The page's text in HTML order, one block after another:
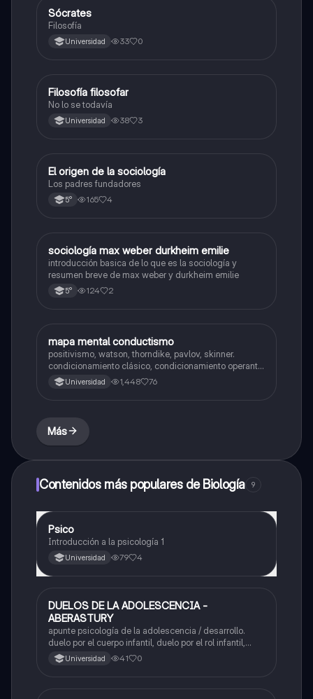
Filosofía
Sócrates
Filosofía
Universidad 33 0
Filosofía
Filosofía filosofar
No lo se todavía
Universidad 38 3
Filosofía
El origen de la sociología
Los padres fundadores
5° 165 4
Historia
sociología max weber durkheim emilie
introducción basica de lo que es la sociología y
resumen breve de max weber y durkheim emilie
5° 124 2
Historia
mapa mental conductismo
positivismo, watson, thorndike, pavlov, skinner.
condicionamiento clásico, condicionamiento operante,
programas de reforzamiento, psicología según un
conductista, psicología animal, etc
Universidad 1,448 76
Más
Contenidos más populares de Biología 9
Biología
Psico
Introducción a la psicología 1
Universidad 79 4
Filosofía
DUELOS DE LA ADOLESCENCIA -
ABERASTURY
apunte psicología de la adolescencia / desarrollo.
duelo por el cuerpo infantil, duelo por el rol infantil,
duelo por los padres de la infancia, impacto en el
psiquismo. teoría de arminda aberastury
Universidad 41 0